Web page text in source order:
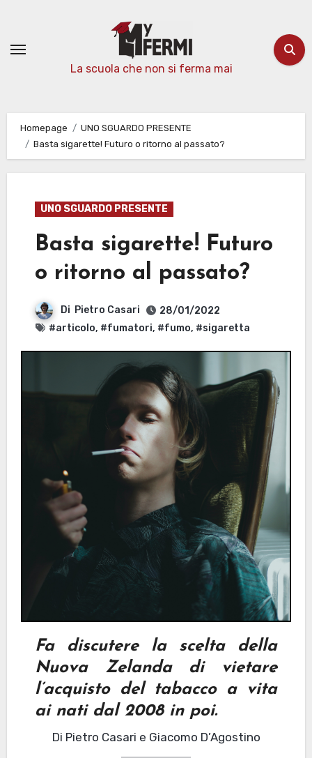
contenuto
La scuola che non si ferma mai
Homepage
UNO SGUARDO PRESENTE
Basta sigarette! Futuro o ritorno al passato?
UNO SGUARDO PRESENTE
Basta sigarette! Futuro
o ritorno al passato?
Di Pietro Casari
28/01/2022
#articolo, #fumatori, #fumo, #sigaretta
Fa discutere la scelta della
Nuova Zelanda di vietare
l’acquisto del tabacco a vita
ai nati dal 2008 in poi.
Di Pietro Casari e Giacomo D’Agostino